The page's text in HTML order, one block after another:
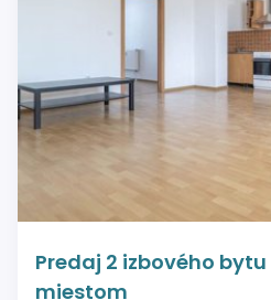
Predaj 2 izbového
miestom